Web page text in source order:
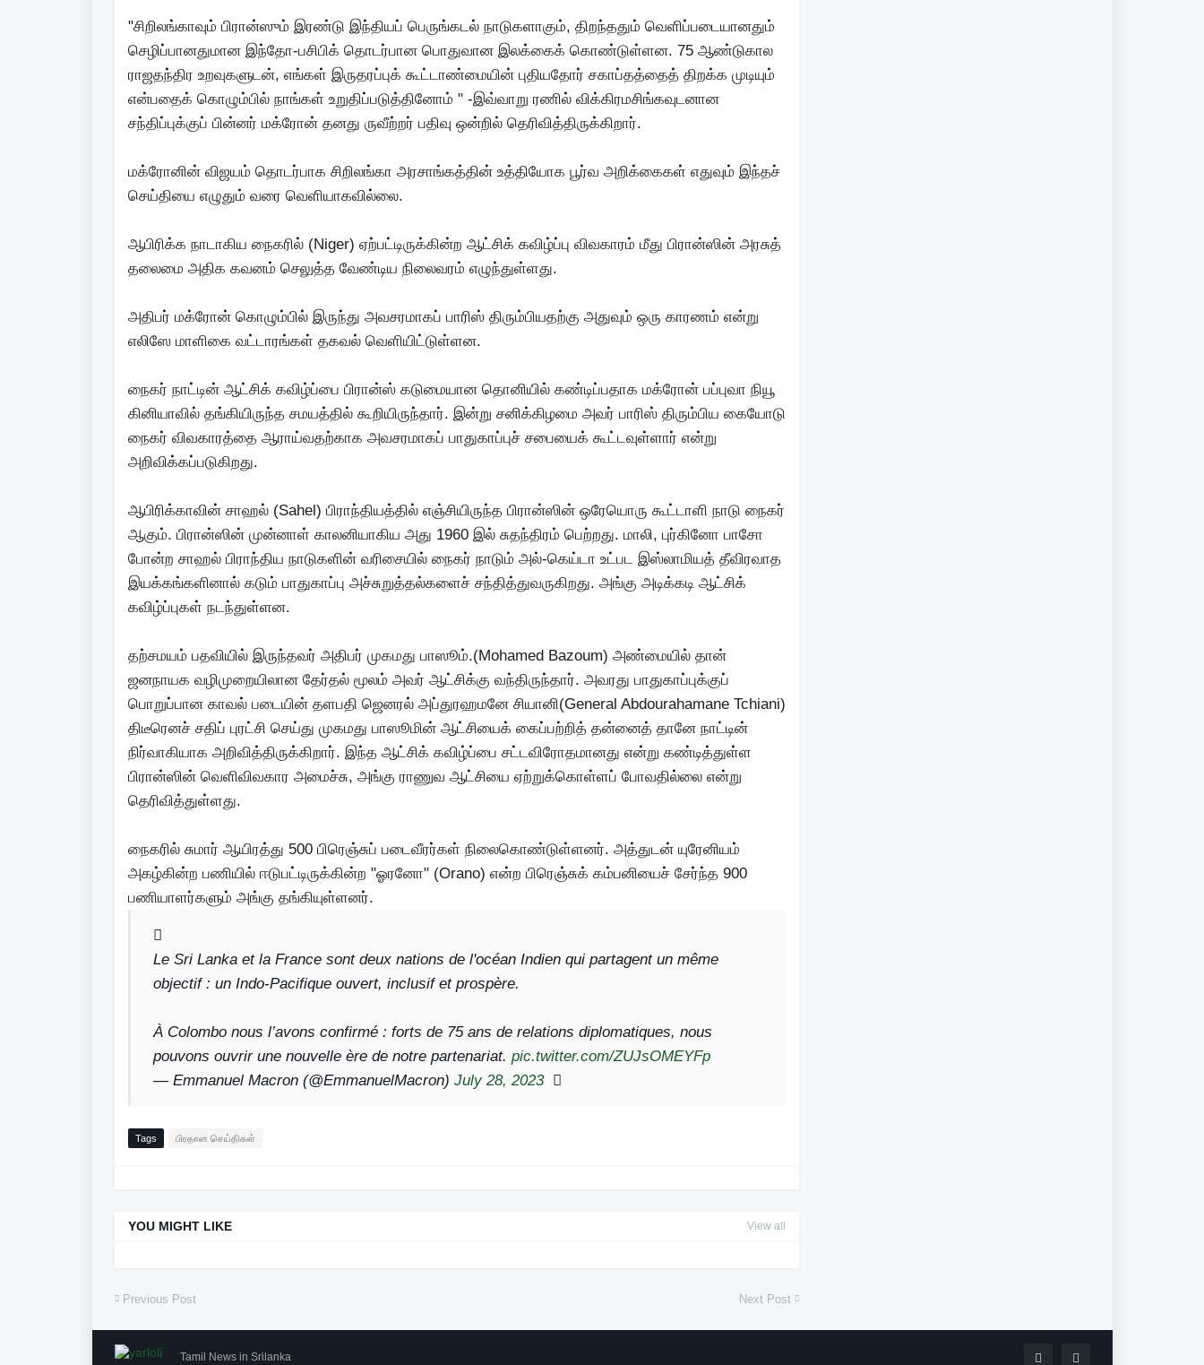
"சிறிலங்காவும் பிரான்ஸும் இரண்டு இந்தியப் பெருங்கடல் நாடுகளாகும், திறந்ததும் வெளிப்படையானதும்
செழிப்பானதுமான இந்தோ-பசிபிக் தொடர்பான பொதுவான இலக்கைக் கொண்டுள்ளன. 75 ஆண்டுகால
ராஜதந்திர உறவுகளுடன், எங்கள் இருதரப்புக் கூட்டாண்மையின் புதியதோர் சகாப்தத்தைத் திறக்க முடியும்
என்பதைக் கொழும்பில் நாங்கள் உறுதிப்படுத்தினோம் " -இவ்வாறு ரணில் விக்கிரமசிங்கவுடனான
சந்திப்புக்குப் பின்னர் மக்ரோன் தனது ருவீற்றர் பதிவு ஒன்றில் தெரிவித்திருக்கிறார்.
மக்ரோனின் விஜயம் தொடர்பாக சிறிலங்கா அரசாங்கத்தின் உத்தியோக பூர்வ அறிக்கைகள் எதுவும் இந்தச்
செய்தியை எழுதும் வரை வெளியாகவில்லை.
ஆபிரிக்க நாடாகிய நைகரில் (Niger) ஏற்பட்டிருக்கின்ற ஆட்சிக் கவிழ்ப்பு விவகாரம் மீது பிரான்ஸின் அரசுத்
தலைமை அதிக கவனம் செலுத்த வேண்டிய நிலைவரம் எழுந்துள்ளது.
அதிபர் மக்ரோன் கொழும்பில் இருந்து அவசரமாகப் பாரிஸ் திரும்பியதற்கு அதுவும் ஒரு காரணம் என்று
எலிஸே மாளிகை வட்டாரங்கள் தகவல் வெளியிட்டுள்ளன.
நைகர் நாட்டின் ஆட்சிக் கவிழ்ப்பை பிரான்ஸ் கடுமையான தொனியில் கண்டிப்பதாக மக்ரோன் பப்புவா நியூ
கினியாவில் தங்கியிருந்த சமயத்தில் கூறியிருந்தார். இன்று சனிக்கிழமை அவர் பாரிஸ் திரும்பிய கையோடு
நைகர் விவகாரத்தை ஆராய்வதற்காக அவசரமாகப் பாதுகாப்புச் சபையைக் கூட்டவுள்ளார் என்று
அறிவிக்கப்படுகிறது.
ஆபிரிக்காவின் சாஹல் (Sahel) பிராந்தியத்தில் எஞ்சியிருந்த பிரான்ஸின் ஒரேயொரு கூட்டாளி நாடு நைகர்
ஆகும். பிரான்ஸின் முன்னாள் காலனியாகிய அது 1960 இல் சுதந்திரம் பெற்றது. மாலி, புர்கினோ பாசோ
போன்ற சாஹல் பிராந்திய நாடுகளின் வரிசையில் நைகர் நாடும் அல்-கெய்டா உட்பட இஸ்லாமியத் தீவிரவாத
இயக்கங்களினால் கடும் பாதுகாப்பு அச்சுறுத்தல்களைச் சந்தித்துவருகிறது. அங்கு அடிக்கடி ஆட்சிக்
கவிழ்ப்புகள் நடந்துள்ளன.
தற்சமயம் பதவியில் இருந்தவர் அதிபர் முகமது பாஸூம்.(Mohamed Bazoum) அண்மையில் தான்
ஜனநாயக வழிமுறையிலான தேர்தல் மூலம் அவர் ஆட்சிக்கு வந்திருந்தார். அவரது பாதுகாப்புக்குப்
பொறுப்பான காவல் படையின் தளபதி ஜெனரல் அப்துரஹமனே சியானி(General Abdourahamane Tchiani)
திடீரெனச் சதிப் புரட்சி செய்து முகமது பாஸூமின் ஆட்சியைக் கைப்பற்றித் தன்னைத் தானே நாட்டின்
நிர்வாகியாக அறிவித்திருக்கிறார். இந்த ஆட்சிக் கவிழ்ப்பை சட்டவிரோதமானது என்று கண்டித்துள்ள
பிரான்ஸின் வெளிவிவகார அமைச்சு, அங்கு ராணுவ ஆட்சியை ஏற்றுக்கொள்ளப் போவதில்லை என்று
தெரிவித்துள்ளது.
நைகரில் சுமார் ஆயிரத்து 500 பிரெஞ்சுப் படைவீரர்கள் நிலைகொண்டுள்ளனர். அத்துடன் யுரேனியம்
அகழ்கின்ற பணியில் ஈடுபட்டிருக்கின்ற "ஓரனோ" (Orano) என்ற பிரெஞ்சுக் கம்பனியைச் சேர்ந்த 900
பணியாளர்களும் அங்கு தங்கியுள்ளனர்.
Le Sri Lanka et la France sont deux nations de l'océan Indien qui partagent un même
objectif : un Indo-Pacifique ouvert, inclusif et prospère.
À Colombo nous l’avons confirmé : forts de 75 ans de relations diplomatiques, nous
pouvons ouvrir une nouvelle ère de notre partenariat. pic.twitter.com/ZUJsOMEYFp
— Emmanuel Macron (@EmmanuelMacron) July 28, 2023
Tags பிரதான செய்திகள்
YOU MIGHT LIKE View all
Previous Post Next Post
Tamil News in Srilanka